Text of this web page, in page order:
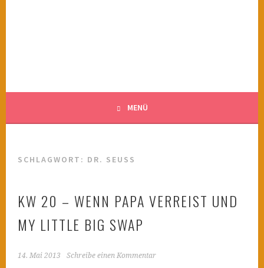
MENÜ
SCHLAGWORT: DR. SEUSS
KW 20 – WENN PAPA VERREIST UND
MY LITTLE BIG SWAP
14. Mai 2013 Schreibe einen Kommentar